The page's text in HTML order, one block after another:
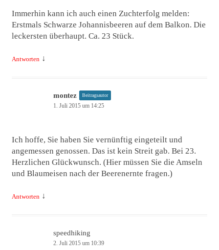
Immerhin kann ich auch einen Zuchterfolg melden:
Erstmals Schwarze Johannisbeeren auf dem Balkon. Die
leckersten überhaupt. Ca. 23 Stück.
Antworten ↓
montez Beitragsautor
1. Juli 2015 um 14:25
Ich hoffe, Sie haben Sie vernünftig eingeteilt und
angemessen genossen. Das ist kein Streit gab. Bei 23.
Herzlichen Glückwunsch. (Hier müssen Sie die Amseln
und Blaumeisen nach der Beerenernte fragen.)
Antworten ↓
speedhiking
2. Juli 2015 um 10:39